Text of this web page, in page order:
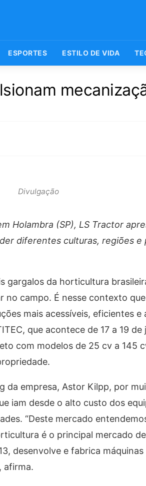
ESPORTES ESTILO DE VIDA
Divulgação
Holambra (SP), LS Tractor
diferentes culturas, regiões
gargalos da horticultura
no campo. É nesse contexto
mais acessíveis, eficientes e
que acontece de 17 a 19
com modelos de 25 cv a 145
da empresa, Astor Kilpp, por
iam desde o alto custo dos
“Deste mercado
é o principal mercado
desenvolve e fabrica
afirma.